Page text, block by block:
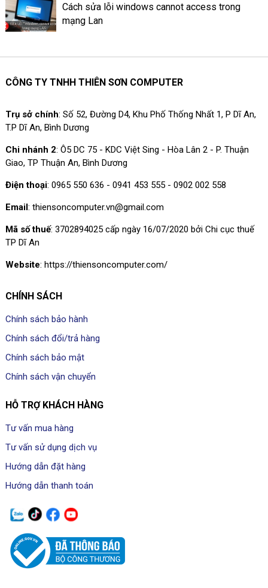
Cách sửa lỗi windows cannot access trong
mạng Lan
CÔNG TY TNHH THIÊN SƠN COMPUTER
Trụ sở chính: Số 52, Đường D4, Khu Phố Thống Nhất 1, P Dĩ An,
T.P Dĩ An, Bình Dương
Chi nhánh 2: Ô5 DC 75 - KDC Việt Sing - Hòa Lân 2 - P. Thuận
Giao, TP Thuận An, Bình Dương
Điện thoại: 0965 550 636 - 0941 453 555 - 0902 002 558
Email: thiensoncomputer.vn@gmail.com
Mã số thuế: 3702894025 cấp ngày 16/07/2020 bởi Chi cục thuế
TP Dĩ An
Website: https://thiensoncomputer.com/
CHÍNH SÁCH
Chính sách bảo hành
Chính sách đổi/trả hàng
Chính sách bảo mật
Chính sách vận chuyển
HỖ TRỢ KHÁCH HÀNG
Tư vấn mua hàng
Tư vấn sử dụng dịch vụ
Hướng dẫn đặt hàng
Hướng dẫn thanh toán